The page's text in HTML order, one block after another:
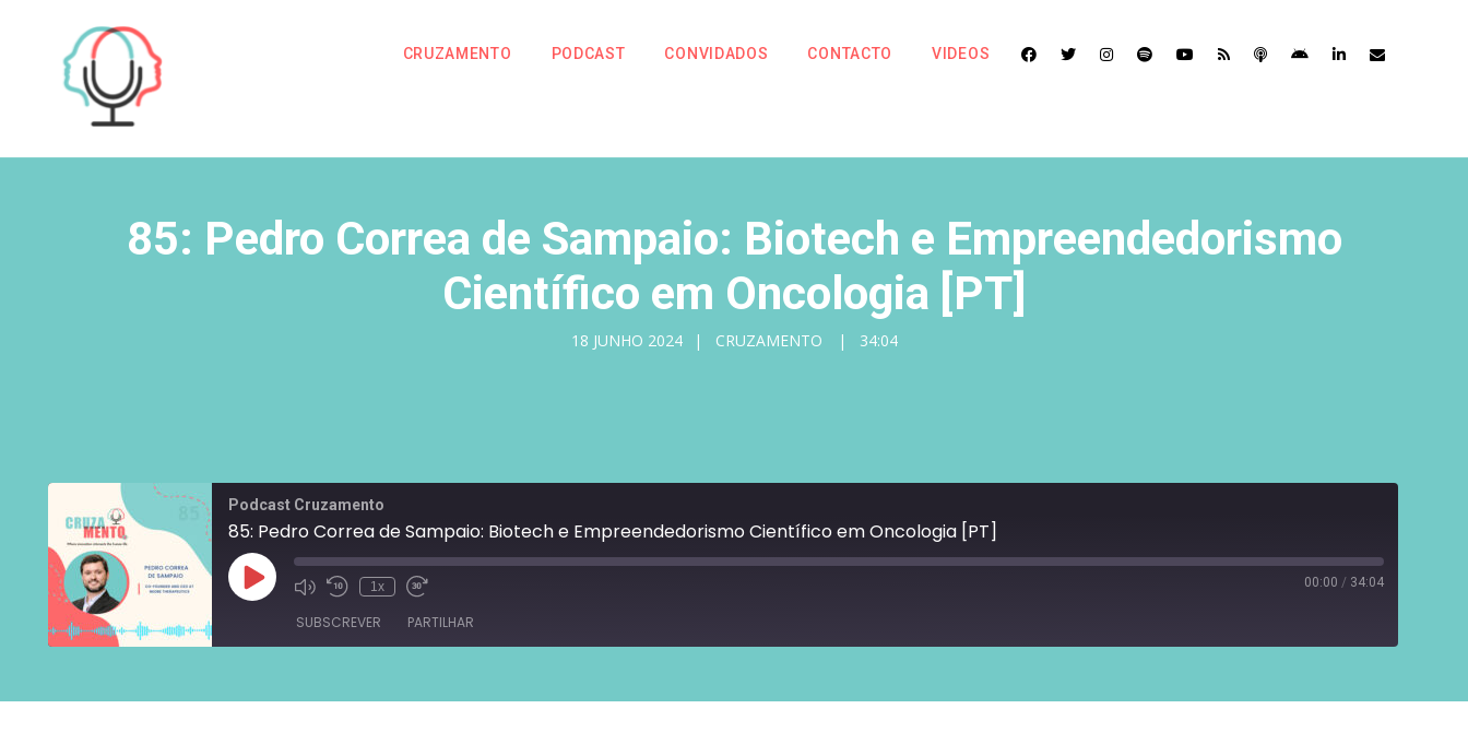
CRUZAMENTO PODCAST CONVIDADOS CONTACTO VIDEOS
85: Pedro Correa de Sampaio: Biotech e Empreendedorismo
Científico em Oncologia [PT]
18 JUNHO 2024 CRUZAMENTO 34:04
Podcast Cruzamento
85: Pedro Correa de Sampaio: Biotech e Empreendedorismo Científico em Oncologia [PT]
1x 00:00 / 34:04
SUBSCREVER PARTILHAR